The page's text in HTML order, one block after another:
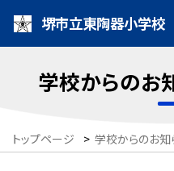
堺市立東陶器小学校
学校からのお
トップページ > 学校からのお知